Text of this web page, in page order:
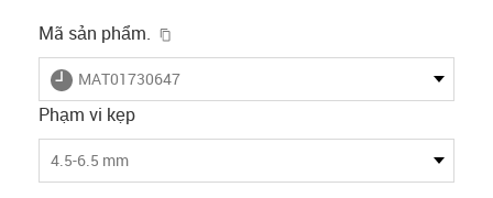
Mã sản phẩm.
igus-icon-lieferzeit
MAT01730647
Phạm vi kẹp
4.5-6.5 mm